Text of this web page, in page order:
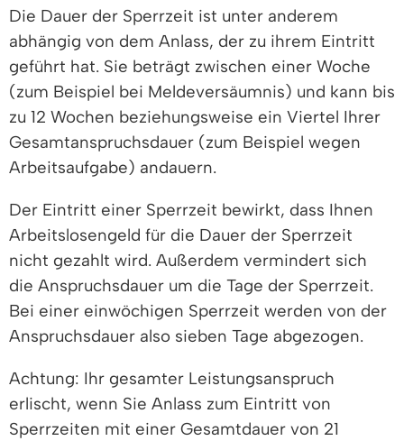
Die Dauer der Sperrzeit ist unter anderem
abhängig von dem Anlass, der zu ihrem Eintritt
geführt hat. Sie beträgt zwischen einer Woche
(zum Beispiel bei Meldeversäumnis) und kann bis
zu 12 Wochen beziehungsweise ein Viertel Ihrer
Gesamtanspruchsdauer (zum Beispiel wegen
Arbeitsaufgabe) andauern.
Der Eintritt einer Sperrzeit bewirkt, dass Ihnen
Arbeitslosengeld für die Dauer der Sperrzeit
nicht gezahlt wird. Außerdem vermindert sich
die Anspruchsdauer um die Tage der Sperrzeit.
Bei einer einwöchigen Sperrzeit werden von der
Anspruchsdauer also sieben Tage abgezogen.
Achtung: Ihr gesamter Leistungsanspruch
erlischt, wenn Sie Anlass zum Eintritt von
Sperrzeiten mit einer Gesamtdauer von 21